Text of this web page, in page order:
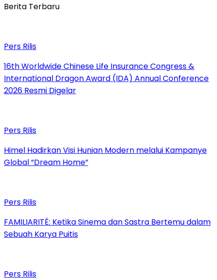
Berita Terbaru
Pers Rilis
16th Worldwide Chinese Life Insurance Congress &
International Dragon Award (IDA) Annual Conference
2026 Resmi Digelar
Pers Rilis
Himel Hadirkan Visi Hunian Modern melalui Kampanye
Global “Dream Home”
Pers Rilis
FAMILIARITÉ: Ketika Sinema dan Sastra Bertemu dalam
Sebuah Karya Puitis
Pers Rilis